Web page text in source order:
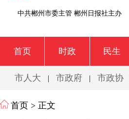
中共郴州市委主管 郴州日报社主办
首页 时政 民生
市人大 | 市政府 | 市政协
首页 > 正文